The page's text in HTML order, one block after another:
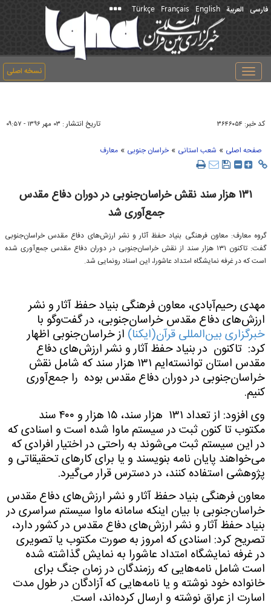
فارسی العربیة English
Français
Türkçe
نسخه اصلی
Toggle
navigation
کد خبر: ۳۶۴۶۰۵۴ تاریخ انتشار : ۰۳ مهر ۱۳۹۶ - ۰۹:۵۷
صفحه اصلی » شعب استانی » خراسان جنوبی » معارف
۱۳۱ هزار سند نقش خراسان‌جنوبی در دوران دفاع مقدس
جمع‌آوری شد
گروه معارف: معاون فرهنگی بنیاد حفظ آثار و نشر ارزش‌های دفاع مقدس خراسان‌جنوبی
گفت: تاکنون ۱۳۱ هزار سند از نقش خراسان‌جنوبی در دوران دفاع مقدس جمع‌آوری شده
است که در غرفه نمایشگاه امتداد عاشورا، این اسناد رونمایی شد.
مهدی رحیم‌آبادی، معاون فرهنگی بنیاد حفظ آثار و نشر
ارزش‌های دفاع مقدس خراسان‌جنوبی، در گفت‌وگو با
خبرگزاری بین‌المللی قرآن(ایکنا) از خراسان‌جنوبی اظهار
کرد: تاکنون در بنیاد حفظ آثار و نشر ارزش‌های دفاع
مقدس استان توانسته‌ایم ۱۳۱ هزار سند که شامل نقش
خراسان‌جنوبی در دوران دفاع مقدس بوده را جمع‌آوری
کنیم.
وی افزود: از تعداد ۱۳۱
هزار سند، ۱۵ هزار و ۴۰۰ سند
مکتوب تا کنون ثبت در سیستم ماوا شده است و اسنادی که
در این سیستم ثبت می‌شوند به راحتی در اختیار افرادی که
می‌خواهند پایان نامه بنویسند و یا برای کارهای تحقیقاتی و
پژوهشی استفاده کنند، در دسترس قرار می‌گیرد.
معاون فرهنگی بنیاد حفظ آثار و نشر ارزش‌های دفاع مقدس
خراسان‌جنوبی با بیان اینکه سامانه ماوا سیستم سراسری در
بنیاد حفظ آثار و نشر ارزش‌های دفاع مقدس در کشور دارد،
تصریح کرد: اسنادی که امروز به صورت مکتوب یا تصویری
در غرفه نمایشگاه امتداد عاشورا به نمایش گذاشته شده
است شامل نامه‌هایی که رزمندگان در زمان جنگ برای
خانواده خود نوشته و یا نامه‌هایی که آزادگان در طول مدت
اسارت از عراق نوشته و ارسال کرده‌اند، است.